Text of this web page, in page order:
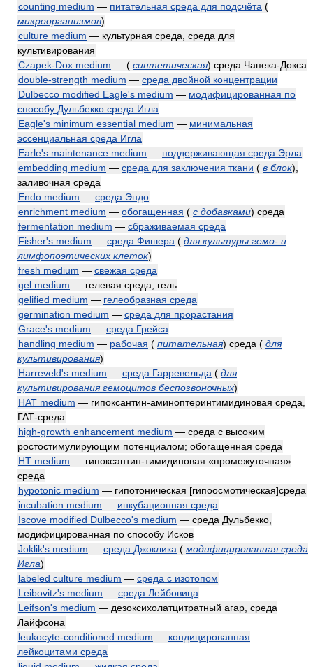
counting medium — питательная среда для подсчёта (
микроорганизмов)
culture medium — культурная среда, среда для
культивирования
Czapek-Dox medium — ( синтетическая) среда Чапека-Докса
double-strength medium — среда двойной концентрации
Dulbecco modified Eagle's medium — модифицированная по
способу Дульбекко среда Игла
Eagle's minimum essential medium — минимальная
эссенциальная среда Игла
Earle's maintenance medium — поддерживающая среда Эрла
embedding medium — среда для заключения ткани ( в блок)
заливочная среда
Endo medium — среда Эндо
enrichment medium — обогащенная ( с добавками) среда
fermentation medium — сбраживаемая среда
Fisher's medium — среда Фишера ( для культуры гемо- и
лимфопоэтических клеток)
fresh medium — свежая среда
gel medium — гелевая среда, гель
gelified medium — гелеобразная среда
germination medium — среда для прорастания
Grace's medium — среда Грейса
handling medium — рабочая ( питательная) среда ( для
культивирования)
Harreveld's medium — среда Гарревельда ( для
культивирования гемоцитов беспозвоночных)
HAT medium — гипоксантин-аминоптеринтимидиновая среда,
ГАТ-среда
high-growth enhancement medium — среда с высоким
ростостимулирующим потенциалом; обогащенная среда
HT medium — гипоксантин-тимидиновая «промежуточная»
среда
hypotonic medium — гипотоническая [гипоосмотическая]среда
incubation medium — инкубационная среда
Iscove modified Dulbecco's medium — среда Дульбекко,
модифицированная по способу Исков
Joklik's medium — среда Джоклика ( модифицированная среда
Игла)
labeled culture medium — среда с изотопом
Leibovitz's medium — среда Лейбовица
Leifson's medium — дезоксихолатцитратный агар, среда
Лайфсона
leukocyte-conditioned medium — кондицированная
лейкоцитами среда